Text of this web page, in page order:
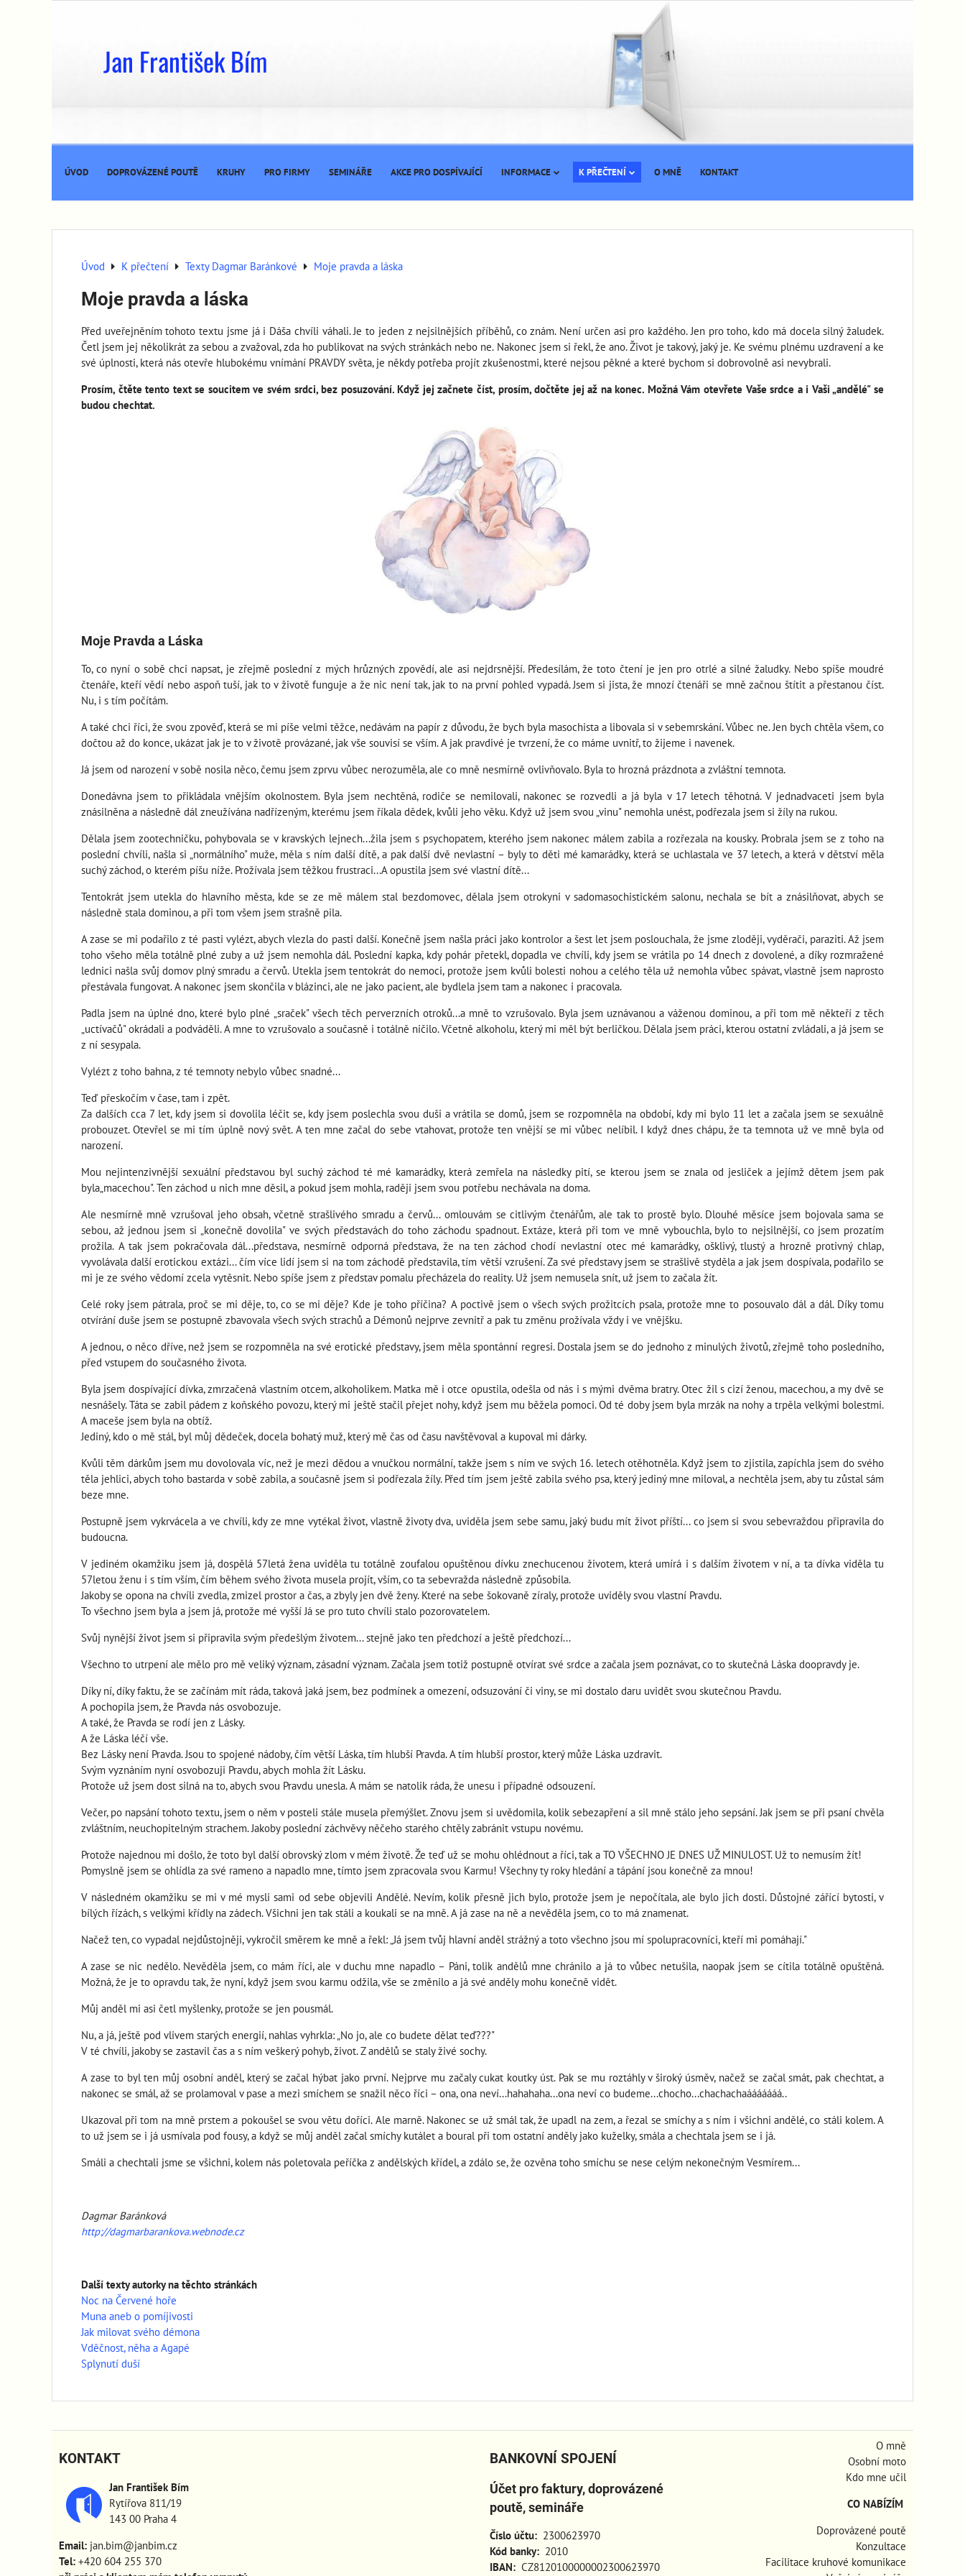
Jan František Bím
ÚVOD DOPROVÁZENÉ POUTĚ KRUHY PRO FIRMY SEMINÁŘE AKCE PRO DOSPÍVAJÍCÍ INFORMACE K PŘEČTENÍ O MNĚ KONTAKT
Úvod K přečtení Texty Dagmar Baránkové Moje pravda a láska
Moje pravda a láska
Před uveřejněním tohoto textu jsme já i Dáša chvíli váhali. Je to jeden z nejsilnějších příběhů, co znám. Není určen asi pro každého. Jen pro toho, kdo má docela silný žaludek.
Četl jsem jej několikrát za sebou a zvažoval, zda ho publikovat na svých stránkách nebo ne. Nakonec jsem si řekl, že ano. Život je takový, jaký je. Ke svému plnému uzdravení a ke
své úplnosti, která nás otevře hlubokému vnímání PRAVDY světa, je někdy potřeba projít zkušenostmi, které nejsou pěkné a které bychom si dobrovolně asi nevybrali.
Prosím, čtěte tento text se soucitem ve svém srdci, bez posuzování. Když jej začnete číst, prosím, dočtěte jej až na konec. Možná Vám otevřete Vaše srdce a i Vaši „andělé" se
budou chechtat.
Moje Pravda a Láska
To, co nyní o sobě chci napsat, je zřejmě poslední z mých hrůzných zpovědí, ale asi nejdrsnější. Předesílám, že toto čtení je jen pro otrlé a silné žaludky. Nebo spíše moudré
čtenáře, kteří vědí nebo aspoň tuší, jak to v životě funguje a že nic není tak, jak to na první pohled vypadá. Jsem si jista, že mnozí čtenáři se mně začnou štítit a přestanou číst.
Nu, i s tím počítám.
A také chci říci, že svou zpověď, která se mi píše velmi těžce, nedávám na papír z důvodu, že bych byla masochista a libovala si v sebemrskání. Vůbec ne. Jen bych chtěla všem, co
dočtou až do konce, ukázat jak je to v životě provázané, jak vše souvisí se vším. A jak pravdivé je tvrzení, že co máme uvnitř, to žijeme i navenek.
Já jsem od narození v sobě nosila něco, čemu jsem zprvu vůbec nerozuměla, ale co mně nesmírně ovlivňovalo. Byla to hrozná prázdnota a zvláštní temnota.
Donedávna jsem to přikládala vnějším okolnostem. Byla jsem nechtěná, rodiče se nemilovali, nakonec se rozvedli a já byla v 17 letech těhotná. V jednadvaceti jsem byla
znásilněna a následně dál zneužívána nadřízeným, kterému jsem říkala dědek, kvůli jeho věku. Když už jsem svou „vinu" nemohla unést, podřezala jsem si žíly na rukou.
Dělala jsem zootechničku, pohybovala se v kravských lejnech...žila jsem s psychopatem, kterého jsem nakonec málem zabila a rozřezala na kousky. Probrala jsem se z toho na
poslední chvíli, našla si „normálního" muže, měla s ním další dítě, a pak další dvě nevlastní – byly to děti mé kamarádky, která se uchlastala ve 37 letech, a která v dětství měla
suchý záchod, o kterém píšu níže. Prožívala jsem těžkou frustraci...A opustila jsem své vlastní dítě...
Tentokrát jsem utekla do hlavního města, kde se ze mě málem stal bezdomovec, dělala jsem otrokyni v sadomasochistickém salonu, nechala se bít a znásilňovat, abych se
následně stala dominou, a při tom všem jsem strašně pila.
A zase se mi podařilo z té pasti vylézt, abych vlezla do pasti další. Konečně jsem našla práci jako kontrolor a šest let jsem poslouchala, že jsme zloději, vyděrači, paraziti. Až jsem
toho všeho měla totálně plné zuby a už jsem nemohla dál. Poslední kapka, kdy pohár přetekl, dopadla ve chvíli, kdy jsem se vrátila po 14 dnech z dovolené, a díky rozmražené
lednici našla svůj domov plný smradu a červů. Utekla jsem tentokrát do nemoci, protože jsem kvůli bolesti nohou a celého těla už nemohla vůbec spávat, vlastně jsem naprosto
přestávala fungovat. A nakonec jsem skončila v blázinci, ale ne jako pacient, ale bydlela jsem tam a nakonec i pracovala.
Padla jsem na úplné dno, které bylo plné „sraček" všech těch perverzních otroků...a mně to vzrušovalo. Byla jsem uznávanou a váženou dominou, a při tom mě někteří z těch
„uctívačů" okrádali a podváděli. A mne to vzrušovalo a současně i totálně ničilo. Včetně alkoholu, který mi měl být berličkou. Dělala jsem práci, kterou ostatní zvládali, a já jsem se
z ní sesypala.
Vylézt z toho bahna, z té temnoty nebylo vůbec snadné...
Teď přeskočím v čase, tam i zpět.
Za dalších cca 7 let, kdy jsem si dovolila léčit se, kdy jsem poslechla svou duši a vrátila se domů, jsem se rozpomněla na období, kdy mi bylo 11 let a začala jsem se sexuálně
probouzet. Otevřel se mi tím úplně nový svět. A ten mne začal do sebe vtahovat, protože ten vnější se mi vůbec nelíbil. I když dnes chápu, že ta temnota už ve mně byla od
narození.
Mou nejintenzivnější sexuální představou byl suchý záchod té mé kamarádky, která zemřela na následky pití, se kterou jsem se znala od jesliček a jejímž dětem jsem pak
byla„macechou". Ten záchod u nich mne děsil, a pokud jsem mohla, raději jsem svou potřebu nechávala na doma.
Ale nesmírně mně vzrušoval jeho obsah, včetně strašlivého smradu a červů... omlouvám se citlivým čtenářům, ale tak to prostě bylo. Dlouhé měsíce jsem bojovala sama se
sebou, až jednou jsem si „konečně dovolila" ve svých představách do toho záchodu spadnout. Extáze, která při tom ve mně vybouchla, bylo to nejsilnější, co jsem prozatím
prožila. A tak jsem pokračovala dál...představa, nesmírně odporná představa, že na ten záchod chodí nevlastní otec mé kamarádky, ošklivý, tlustý a hrozně protivný chlap,
vyvolávala další erotickou extázi... čím více lidí jsem si na tom záchodě představila, tím větší vzrušení. Za své představy jsem se strašlivě styděla a jak jsem dospívala, podařilo se
mi je ze svého vědomí zcela vytěsnit. Nebo spíše jsem z představ pomalu přecházela do reality. Už jsem nemusela snít, už jsem to začala žít.
Celé roky jsem pátrala, proč se mi děje, to, co se mi děje? Kde je toho příčina? A poctivě jsem o všech svých prožitcích psala, protože mne to posouvalo dál a dál. Díky tomu
otvírání duše jsem se postupně zbavovala všech svých strachů a Démonů nejprve zevnitř a pak tu změnu prožívala vždy i ve vnějšku.
A jednou, o něco dříve, než jsem se rozpomněla na své erotické představy, jsem měla spontánní regresi. Dostala jsem se do jednoho z minulých životů, zřejmě toho posledního,
před vstupem do současného života.
Byla jsem dospívající dívka, zmrzačená vlastním otcem, alkoholikem. Matka mě i otce opustila, odešla od nás i s mými dvěma bratry. Otec žil s cizí ženou, macechou, a my dvě se
nesnášely. Táta se zabil pádem z koňského povozu, který mi ještě stačil přejet nohy, když jsem mu běžela pomoci. Od té doby jsem byla mrzák na nohy a trpěla velkými bolestmi.
A maceše jsem byla na obtíž.
Jediný, kdo o mě stál, byl můj dědeček, docela bohatý muž, který mě čas od času navštěvoval a kupoval mi dárky.
Kvůli těm dárkům jsem mu dovolovala víc, než je mezi dědou a vnučkou normální, takže jsem s ním ve svých 16. letech otěhotněla. Když jsem to zjistila, zapíchla jsem do svého
těla jehlici, abych toho bastarda v sobě zabila, a současně jsem si podřezala žíly. Před tím jsem ještě zabila svého psa, který jediný mne miloval, a nechtěla jsem, aby tu zůstal sám
beze mne.
Postupně jsem vykrvácela a ve chvíli, kdy ze mne vytékal život, vlastně životy dva, uviděla jsem sebe samu, jaký budu mít život příští... co jsem si svou sebevraždou připravila do
budoucna.
V jediném okamžiku jsem já, dospělá 57letá žena uviděla tu totálně zoufalou opuštěnou dívku znechucenou životem, která umírá i s dalším životem v ní, a ta dívka viděla tu
57letou ženu i s tím vším, čím během svého života musela projít, vším, co ta sebevražda následně způsobila.
Jakoby se opona na chvíli zvedla, zmizel prostor a čas, a zbyly jen dvě ženy. Které na sebe šokovaně zíraly, protože uviděly svou vlastní Pravdu.
To všechno jsem byla a jsem já, protože mé vyšší Já se pro tuto chvíli stalo pozorovatelem.
Svůj nynější život jsem si připravila svým předešlým životem... stejně jako ten předchozí a ještě předchozí...
Všechno to utrpení ale mělo pro mě veliký význam, zásadní význam. Začala jsem totiž postupně otvírat své srdce a začala jsem poznávat, co to skutečná Láska doopravdy je.
Díky ní, díky faktu, že se začínám mít ráda, taková jaká jsem, bez podmínek a omezení, odsuzování či viny, se mi dostalo daru uvidět svou skutečnou Pravdu.
A pochopila jsem, že Pravda nás osvobozuje.
A také, že Pravda se rodí jen z Lásky.
A že Láska léčí vše.
Bez Lásky není Pravda. Jsou to spojené nádoby, čím větší Láska, tím hlubší Pravda. A tím hlubší prostor, který může Láska uzdravit.
Svým vyznáním nyní osvobozuji Pravdu, abych mohla žít Lásku.
Protože už jsem dost silná na to, abych svou Pravdu unesla. A mám se natolik ráda, že unesu i případné odsouzení.
Večer, po napsání tohoto textu, jsem o něm v posteli stále musela přemýšlet. Znovu jsem si uvědomila, kolik sebezapření a sil mně stálo jeho sepsání. Jak jsem se při psaní chvěla
zvláštním, neuchopitelným strachem. Jakoby poslední záchvěvy něčeho starého chtěly zabránit vstupu novému.
Protože najednou mi došlo, že toto byl další obrovský zlom v mém životě. Že teď už se mohu ohlédnout a říci, tak a TO VŠECHNO JE DNES UŽ MINULOST. Už to nemusím žít!
Pomyslně jsem se ohlídla za své rameno a napadlo mne, tímto jsem zpracovala svou Karmu! Všechny ty roky hledání a tápání jsou konečně za mnou!
V následném okamžiku se mi v mé mysli sami od sebe objevili Andělé. Nevím, kolik přesně jich bylo, protože jsem je nepočítala, ale bylo jich dosti. Důstojné zářící bytosti, v
bílých řízách, s velkými křídly na zádech. Všichni jen tak stáli a koukali se na mně. A já zase na ně a nevěděla jsem, co to má znamenat.
Načež ten, co vypadal nejdůstojněji, vykročil směrem ke mně a řekl: „Já jsem tvůj hlavní anděl strážný a toto všechno jsou mí spolupracovníci, kteří mi pomáhají."
A zase se nic nedělo. Nevěděla jsem, co mám říci, ale v duchu mne napadlo – Páni, tolik andělů mne chránilo a já to vůbec netušila, naopak jsem se cítila totálně opuštěná.
Možná, že je to opravdu tak, že nyní, když jsem svou karmu odžila, vše se změnilo a já své anděly mohu konečně vidět.
Můj anděl mi asi četl myšlenky, protože se jen pousmál.
Nu, a já, ještě pod vlivem starých energií, nahlas vyhrkla: „No jo, ale co budete dělat teď???"
V té chvíli, jakoby se zastavil čas a s ním veškerý pohyb, život. Z andělů se staly živé sochy.
A zase to byl ten můj osobní anděl, který se začal hýbat jako první. Nejprve mu začaly cukat koutky úst. Pak se mu roztáhly v široký úsměv, načež se začal smát, pak chechtat, a
nakonec se smál, až se prolamoval v pase a mezi smíchem se snažil něco říci – ona, ona neví...hahahaha...ona neví co budeme...chocho...chachachaááááááá..
Ukazoval při tom na mně prstem a pokoušel se svou větu doříci. Ale marně. Nakonec se už smál tak, že upadl na zem, a řezal se smíchy a s ním i všichni andělé, co stáli kolem. A
to už jsem se i já usmívala pod fousy, a když se můj anděl začal smíchy kutálet a boural při tom ostatní anděly jako kuželky, smála a chechtala jsem se i já.
Smáli a chechtali jsme se všichni, kolem nás poletovala peříčka z andělských křídel, a zdálo se, že ozvěna toho smíchu se nese celým nekonečným Vesmírem...
Dagmar Baránková
http://dagmarbarankova.webnode.cz
Další texty autorky na těchto stránkách
Noc na Červené hoře
Muna aneb o pomíjivosti
Jak milovat svého démona
Vděčnost, něha a Agapé
Splynutí duší
KONTAKT
Jan František Bím
Rytířova 811/19
143 00 Praha 4
Email: jan.bim@janbim.cz
Tel: +420 604 255 370
BANKOVNÍ SPOJENÍ
Účet pro faktury, doprovázené
poutě, semináře
Číslo účtu: 2300623970
Kód banky: 2010
IBAN: CZ8120100000002300623970
O mně
Osobní moto
Kdo mne učil
CO NABÍZÍM
Doprovázené poutě
Konzultace
Facilitace kruhové komunikace